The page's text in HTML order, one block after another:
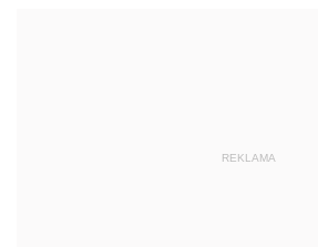
REKLAMA